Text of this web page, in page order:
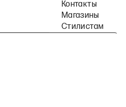
Контакты
Магазины
Стилистам